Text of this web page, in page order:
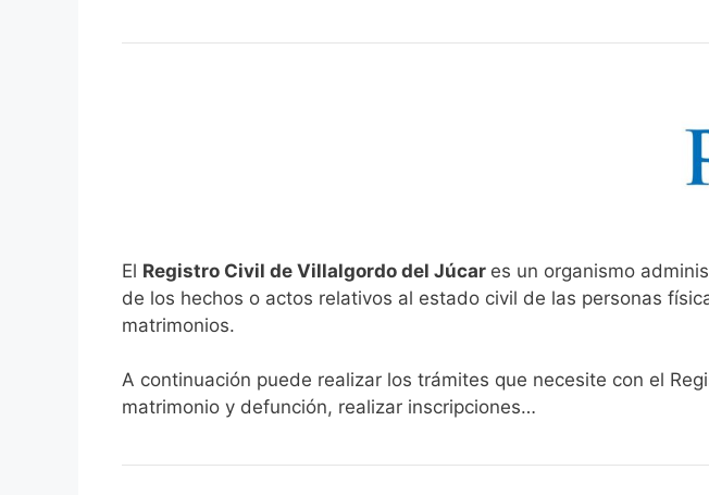
El Registro Civil de Villalgordo del Júcar es un organismo
de los hechos o actos relativos al estado civil de las personas
matrimonios.
A continuación puede realizar los trámites que necesite con el
matrimonio y defunción, realizar inscripciones…